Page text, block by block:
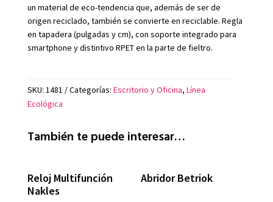
un material de eco-tendencia que, además de ser de
origen reciclado, también se convierte en reciclable. Regla
en tapadera (pulgadas y cm), con soporte integrado para
smartphone y distintivo RPET en la parte de fieltro.
SKU: 1481 Categorías: Escritorio y Oficina, Línea
Ecológica
También te puede interesar…
Reloj Multifunción
Nakles
Abridor Betriok